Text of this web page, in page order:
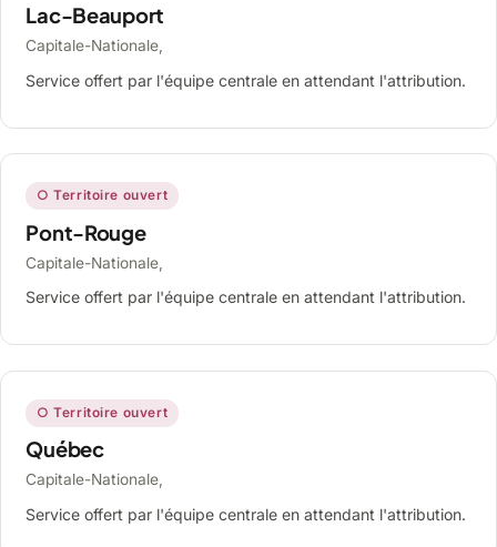
Lac-Beauport
Capitale-Nationale,
Service offert par l'équipe centrale en attendant l'attribution.
○ Territoire ouvert
Pont-Rouge
Capitale-Nationale,
Service offert par l'équipe centrale en attendant l'attribution.
○ Territoire ouvert
Québec
Capitale-Nationale,
Service offert par l'équipe centrale en attendant l'attribution.